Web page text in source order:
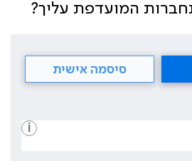
המועדפת עליך?
סיסמה אישית
i